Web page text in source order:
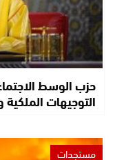
حزب الوسط
التوجيهات
مستجدات